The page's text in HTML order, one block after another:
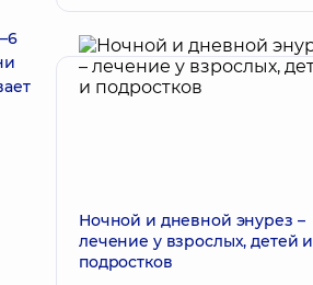
Ночной и дневной энурез –
лечение у взрослых, детей и
подростков